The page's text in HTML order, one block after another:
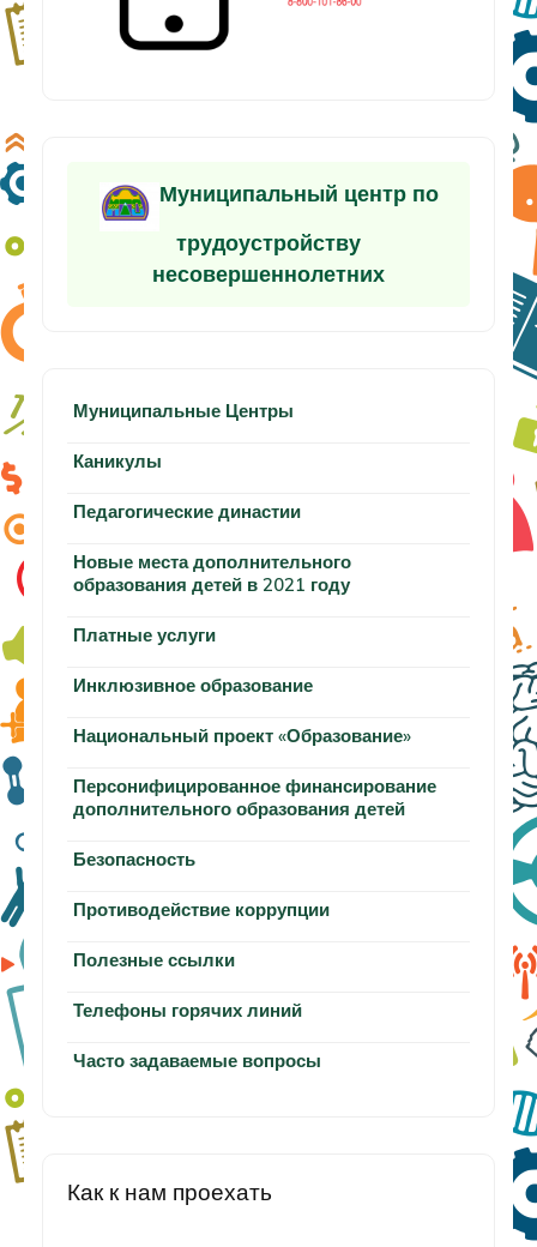
Муниципальный центр по
трудоустройству
несовершеннолетних
Муниципальные Центры
Каникулы
Педагогические династии
Новые места дополнительного
образования детей в 2021 году
Платные услуги
Инклюзивное образование
Национальный проект «Образование»
Персонифицированное финансирование
дополнительного образования детей
Безопасность
Противодействие коррупции
Полезные ссылки
Телефоны горячих линий
Часто задаваемые вопросы
Как к нам проехать